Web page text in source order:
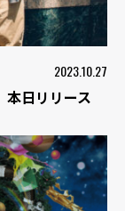
2023.10.27
本日リリース